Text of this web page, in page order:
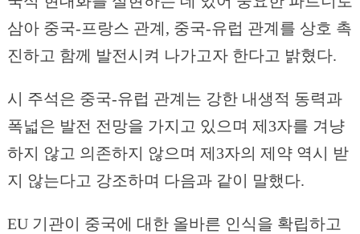
삼아 중국-프랑스 관계, 중국-유럽 관계를 상호 촉
진하고 함께 발전시켜 나가고자 한다고 밝혔다.
시 주석은 중국-유럽 관계는 강한 내생적 동력과
폭넓은 발전 전망을 가지고 있으며 제3자를 겨냥
하지 않고 의존하지 않으며 제3자의 제약 역시 받
지 않는다고 강조하며 다음과 같이 말했다.
EU 기관이 중국에 대한 올바른 인식을 확립하고